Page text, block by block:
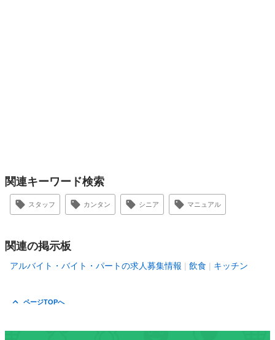
関連キーワード検索
スタッフ カンタン シニア マニュアル
関連の掲示板
アルバイト・バイト・パートの求人募集情報 飲食 キッチン
ページTOPへ